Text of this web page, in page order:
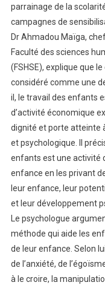
parrainage de la
campagnes de
Dr Ahmadou Maïga,
Faculté des sciences
(FSHSE), explique que
considéré comme une
il, le travail des enfants
d’activité économique
dignité et porte atteinte
et psychologique. Il
enfants est une activité
enfance en les privant
leur enfance, leur
et leur développement
Le psychologue
méthode qui aide les
de leur enfance. Selon
de l’anxiété, de
à le croire, la